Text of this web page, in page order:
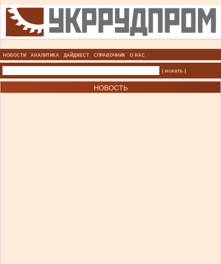
НОВОСТИ АНАЛИТИКА ДАЙДЖЕСТ СПРАВОЧНИК О НАС
| искать |
НОВОСТЬ